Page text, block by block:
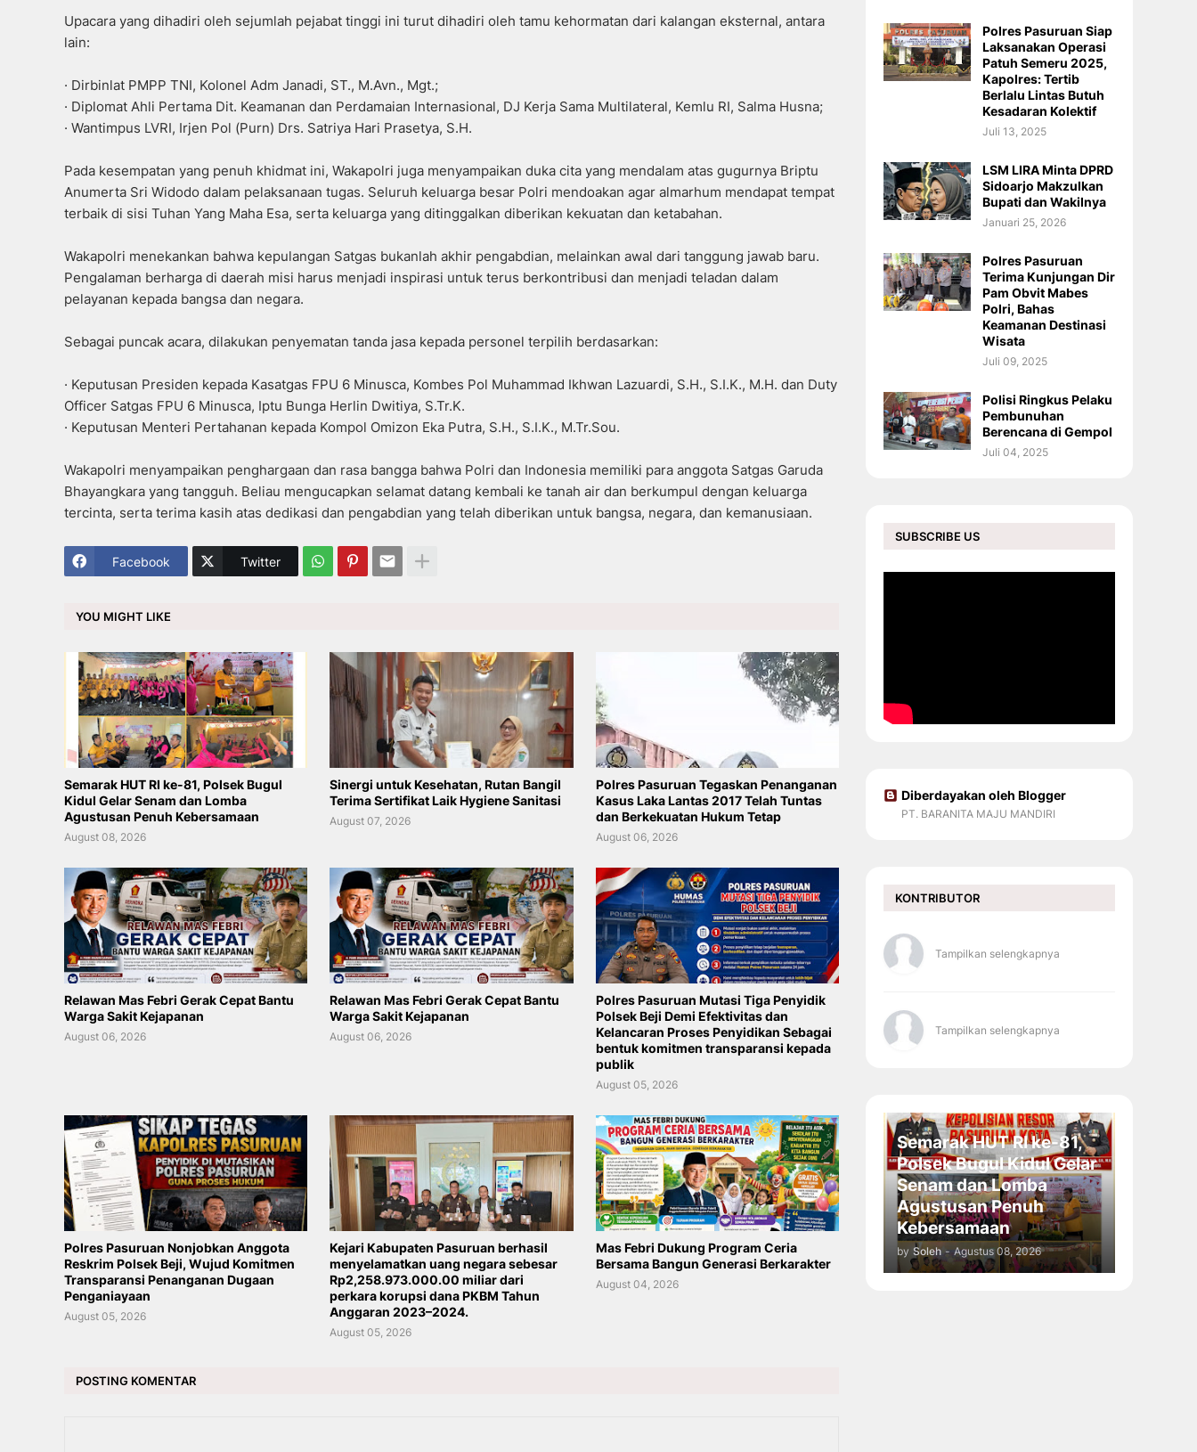
Upacara yang dihadiri oleh sejumlah pejabat tinggi ini turut dihadiri oleh tamu kehormatan dari kalangan eksternal, antara
lain:
· Dirbinlat PMPP TNI, Kolonel Adm Janadi, ST., M.Avn., Mgt.;
· Diplomat Ahli Pertama Dit. Keamanan dan Perdamaian Internasional, DJ Kerja Sama Multilateral, Kemlu RI, Salma Husna;
· Wantimpus LVRI, Irjen Pol (Purn) Drs. Satriya Hari Prasetya, S.H.
Pada kesempatan yang penuh khidmat ini, Wakapolri juga menyampaikan duka cita yang mendalam atas gugurnya Briptu
Anumerta Sri Widodo dalam pelaksanaan tugas. Seluruh keluarga besar Polri mendoakan agar almarhum mendapat tempat
terbaik di sisi Tuhan Yang Maha Esa, serta keluarga yang ditinggalkan diberikan kekuatan dan ketabahan.
Wakapolri menekankan bahwa kepulangan Satgas bukanlah akhir pengabdian, melainkan awal dari tanggung jawab baru.
Pengalaman berharga di daerah misi harus menjadi inspirasi untuk terus berkontribusi dan menjadi teladan dalam
pelayanan kepada bangsa dan negara.
Sebagai puncak acara, dilakukan penyematan tanda jasa kepada personel terpilih berdasarkan:
· Keputusan Presiden kepada Kasatgas FPU 6 Minusca, Kombes Pol Muhammad Ikhwan Lazuardi, S.H., S.I.K., M.H. dan Duty
Officer Satgas FPU 6 Minusca, Iptu Bunga Herlin Dwitiya, S.Tr.K.
· Keputusan Menteri Pertahanan kepada Kompol Omizon Eka Putra, S.H., S.I.K., M.Tr.Sou.
Wakapolri menyampaikan penghargaan dan rasa bangga bahwa Polri dan Indonesia memiliki para anggota Satgas Garuda
Bhayangkara yang tangguh. Beliau mengucapkan selamat datang kembali ke tanah air dan berkumpul dengan keluarga
tercinta, serta terima kasih atas dedikasi dan pengabdian yang telah diberikan untuk bangsa, negara, dan kemanusiaan.
Facebook Twitter
YOU MIGHT LIKE
Semarak HUT RI ke-81, Polsek Bugul
Kidul Gelar Senam dan Lomba
Agustusan Penuh Kebersamaan
August 08, 2026
Sinergi untuk Kesehatan, Rutan Bangil
Terima Sertifikat Laik Hygiene Sanitasi
August 07, 2026
Polres Pasuruan Tegaskan Penanganan
Kasus Laka Lantas 2017 Telah Tuntas
dan Berkekuatan Hukum Tetap
August 06, 2026
Relawan Mas Febri Gerak Cepat Bantu
Warga Sakit Kejapanan
August 06, 2026
Relawan Mas Febri Gerak Cepat Bantu
Warga Sakit Kejapanan
August 06, 2026
Polres Pasuruan Mutasi Tiga Penyidik
Polsek Beji Demi Efektivitas dan
Kelancaran Proses Penyidikan Sebagai
bentuk komitmen transparansi kepada
publik
August 05, 2026
Polres Pasuruan Nonjobkan Anggota
Reskrim Polsek Beji, Wujud Komitmen
Transparansi Penanganan Dugaan
Penganiayaan
August 05, 2026
Kejari Kabupaten Pasuruan berhasil
menyelamatkan uang negara sebesar
Rp2,258.973.000.00 miliar dari
perkara korupsi dana PKBM Tahun
Anggaran 2023–2024.
August 05, 2026
Mas Febri Dukung Program Ceria
Bersama Bangun Generasi Berkarakter
August 04, 2026
POSTING KOMENTAR
Polres Pasuruan Siap
Laksanakan Operasi
Patuh Semeru 2025,
Kapolres: Tertib
Berlalu Lintas Butuh
Kesadaran Kolektif
Juli 13, 2025
LSM LIRA Minta DPRD
Sidoarjo Makzulkan
Bupati dan Wakilnya
Januari 25, 2026
Polres Pasuruan
Terima Kunjungan Dir
Pam Obvit Mabes
Polri, Bahas
Keamanan Destinasi
Wisata
Juli 09, 2025
Polisi Ringkus Pelaku
Pembunuhan
Berencana di Gempol
Juli 04, 2025
SUBSCRIBE US
Diberdayakan oleh Blogger
PT. BARANITA MAJU MANDIRI
KONTRIBUTOR
Tampilkan selengkapnya
Tampilkan selengkapnya
Semarak HUT RI ke-81,
Polsek Bugul Kidul Gelar
Senam dan Lomba
Agustusan Penuh
Kebersamaan
by Soleh - Agustus 08, 2026